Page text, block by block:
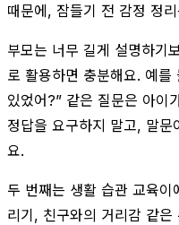
때문에, 잠들기 전 감정 정
부모는 너무 길게 설명하기
로 활용하면 충분해요. 예를
있었어?” 같은 질문은 아이
정답을 요구하지 말고, 말
요.
두 번째는 생활 습관 교육
리기, 친구와의 거리감 같